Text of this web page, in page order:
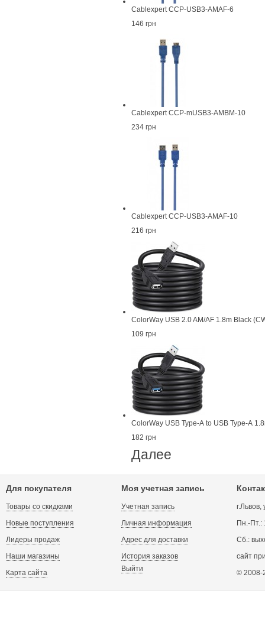
Cablexpert CCP-USB3-AMAF-6
146 грн
Cablexpert CCP-mUSB3-AMBM-10
234 грн
Cablexpert CCP-USB3-AMAF-10
216 грн
ColorWay USB 2.0 AM/AF 1.8m Black
109 грн
ColorWay USB Type-А to USB Type-А
182 грн
Далее
Для покупателя
Товары со скидками
Новые поступления
Лидеры продаж
Наши магазины
Карта сайта
Моя учетная запись
Учетная запись
Личная информация
Адрес для доставки
История заказов
Выйти
Пн.-Пт.:
Сб.:
сайт
© 2008-